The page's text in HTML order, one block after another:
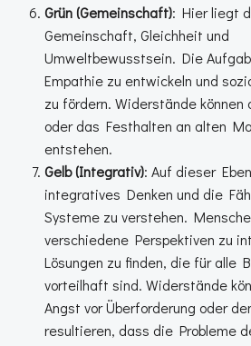
Grün (Gemeinschaft): Hier liegt
Gemeinschaft, Gleichheit und
Umweltbewusstsein. Die
Empathie zu entwickeln und
zu fördern. Widerstände können
oder das Festhalten an alten
entstehen.
Gelb (Integrativ): Auf dieser
integratives Denken und die
Systeme zu verstehen.
verschiedene Perspektiven zu
Lösungen zu finden, die für alle
vorteilhaft sind. Widerstände
Angst vor Überforderung oder
resultieren, dass die Probleme